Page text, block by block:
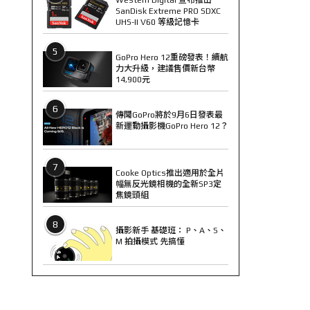
SanDisk Extreme PRO SDXC
UHS-II V60 等級記憶卡
5
GoPro Hero 12重磅發表！續航
力大升級，建議售價新台幣
14,900元
6
傳聞GoPro將於9月6日發表最
新運動攝影機GoPro Hero 12？
7
Cooke Optics推出適用於全片
幅無反光鏡相機的全新SP3定
焦鏡頭組
8
攝影新手 基礎班： P、A、S、
M 拍攝模式 先搞懂